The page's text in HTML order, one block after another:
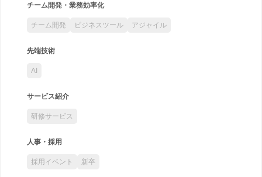
チーム開発・業務効率化
チーム開発 ビジネスツール アジャイル
先端技術
AI
サービス紹介
研修サービス
人事・採用
採用イベント 新卒